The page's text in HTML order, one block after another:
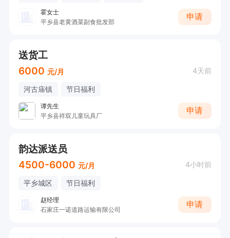
霍女士
平乡县老黄酒菜副食批发部
申请
送货工
6000 元/月 4天前
河古庙镇 节日福利
谭先生
平乡县祥双儿童玩具厂
申请
韵达派送员
4500-6000 元/月 4小时前
平乡城区 节日福利
赵经理
石家庄一诺道路运输有限公司
申请